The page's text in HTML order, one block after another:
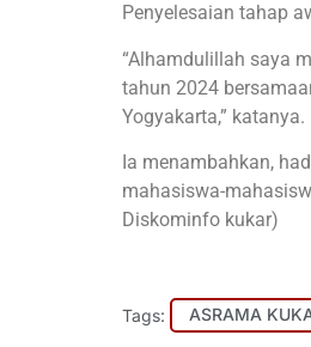
Penyelesaian tahap
“Alhamdulillah saya
tahun 2024
Yogyakarta,” katanya.
Ia menambahkan,
mahasiswa-
Diskominfo kukar)
Tags: ASRAMA